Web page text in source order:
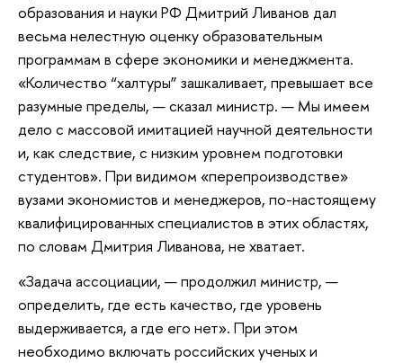
образования и науки РФ Дмитрий Ливанов дал
весьма нелестную оценку образовательным
программам в сфере экономики и менеджмента.
«Количество “халтуры” зашкаливает, превышает все
разумные пределы, — сказал министр. — Мы имеем
дело с массовой имитацией научной деятельности
и, как следствие, с низким уровнем подготовки
студентов». При видимом «перепроизводстве»
вузами экономистов и менеджеров, по-настоящему
квалифицированных специалистов в этих областях,
по словам Дмитрия Ливанова, не хватает.
«Задача ассоциации, — продолжил министр, —
определить, где есть качество, где уровень
выдерживается, а где его нет». При этом
необходимо включать российских ученых и